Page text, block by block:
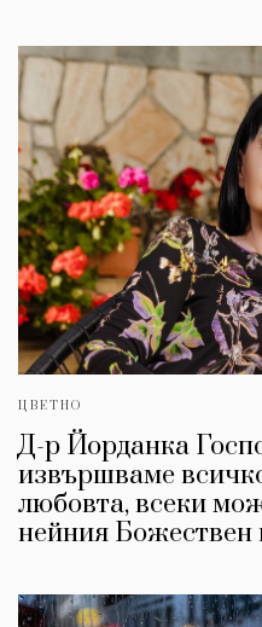
ЦВЕТНО
Д-р Йорданка
извършваме
любовта, всеки
нейния Божествен